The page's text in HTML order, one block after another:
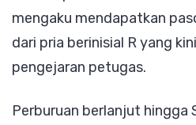
mengaku mendapatkan
dari pria berinisial R yang
pengejaran petugas.
Perburuan berlanjut